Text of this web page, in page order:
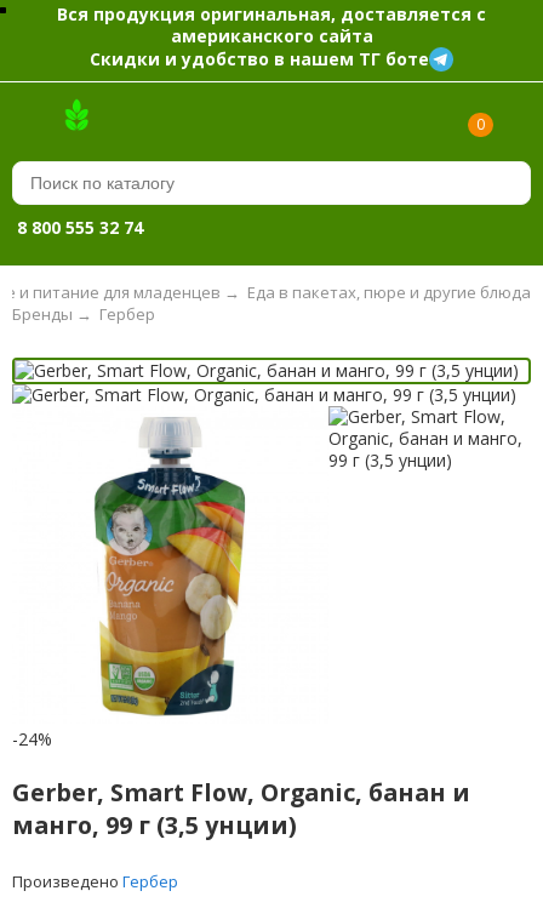
Вся продукция оригинальная, доставляется с
американского сайта
Скидки и удобство в нашем ТГ боте
0
8 800 555 32 74
и питание для младенцев → Еда в пакетах, пюре и другие блюда
Гербер
Бренды →
-24%
Gerber, Smart Flow, Organic, банан и
манго, 99 г (3,5 унции)
Произведено Гербер